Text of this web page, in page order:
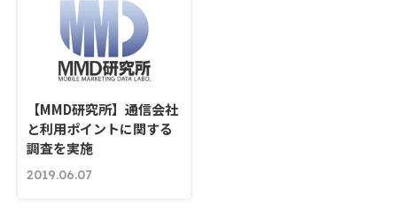
【MMD研究所】通信会社
と利用ポイントに関する
調査を実施
2019.06.07